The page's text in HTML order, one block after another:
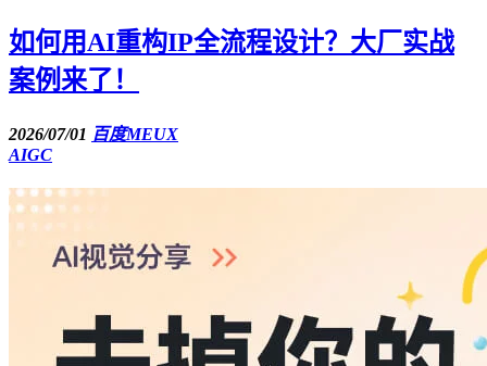
如何用AI重构IP全流程设计？大厂实战
案例来了！
2026/07/01 百度MEUX
AIGC